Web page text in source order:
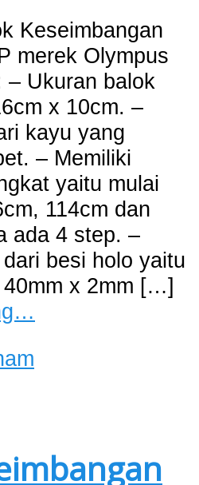
Keseimbangan
merek Olympus
– Ukuran balok
x 10cm. –
kayu yang
– Memiliki
yaitu mulai
114cm dan
ada 4 step. –
besi holo yaitu
x 2mm […]